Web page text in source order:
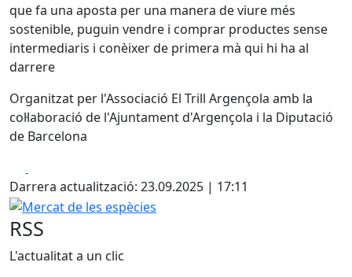
que fa una aposta per una manera de viure més
sostenible, puguin vendre i comprar productes sense
intermediaris i conèixer de primera mà qui hi ha al
darrere
Organitzat per l'Associació El Trill Argençola amb la
col·laboració de l'Ajuntament d'Argençola i la Diputació
de Barcelona
Darrera actualització: 23.09.2025 | 17:11
Mercat de les espècies
RSS
L'actualitat a un clic